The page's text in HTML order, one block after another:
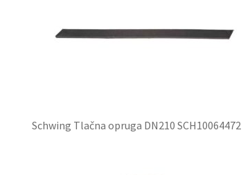
Schwing Tlačna opruga DN210 SCH10064472